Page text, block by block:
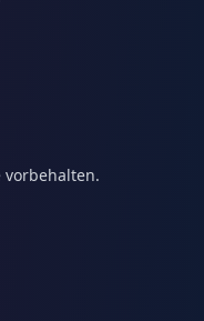
vorbehalten.